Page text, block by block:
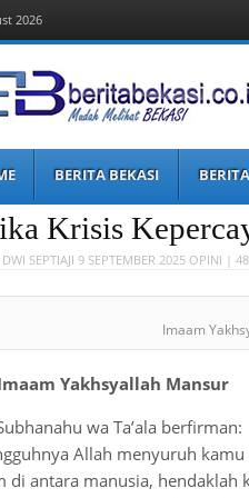
2026
Bekasi
Bekasi
BERITA BEKASI
Krisis
DWI SEPTIAJI 9 SEPTEMBER 2025 OPINI |
Imaam
Yakhsyallah Mansur
wa Ta’ala berfirman:
Allah menyuruh
di antara manusia, hendaklah